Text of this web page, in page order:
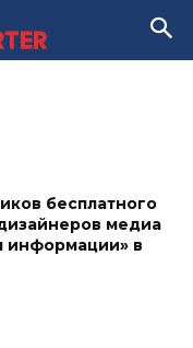
бесплатного
медиа
информации» в